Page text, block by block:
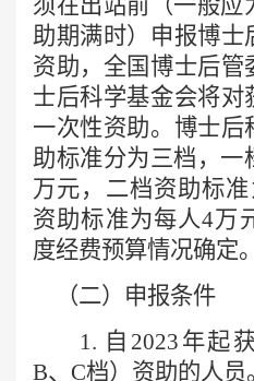
须在出站前（一般应
助期满时）申报博士
资助，全国博士后
士后科学基金会将对
一次性资助。博士后
助标准分为三档，一
万元，二档资助标
资助标准为每人4万
度经费预算情况确定。
（二）申报条件
1. 自2023年起
B、C档）资助的人员